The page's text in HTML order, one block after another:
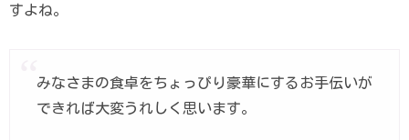
すよね。
みなさまの食卓をちょっぴり豪華にするお手伝いが
できれば大変うれしく思います。